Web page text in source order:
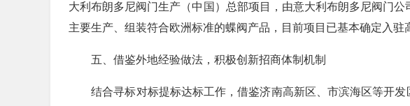
大利布朗多尼阀门生产（中国）总部项目，由意大利布朗多尼阀门公
主要生产、组装符合欧洲标准的蝶阀产品，目前项目已基本确定入驻
五、借鉴外地经验做法，积极创新招商体制机制
结合寻标对标提标达标工作，借鉴济南高新区、市滨海区等开发